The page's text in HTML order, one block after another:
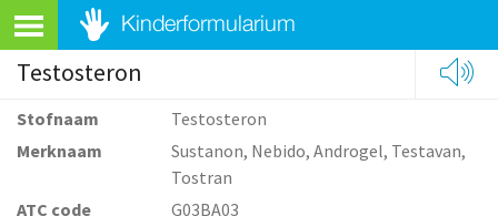
Testosteron
Stofnaam
Testosteron
Merknaam
Sustanon, Nebido, Androgel, Testavan,
Tostran
ATC code
G03BA03